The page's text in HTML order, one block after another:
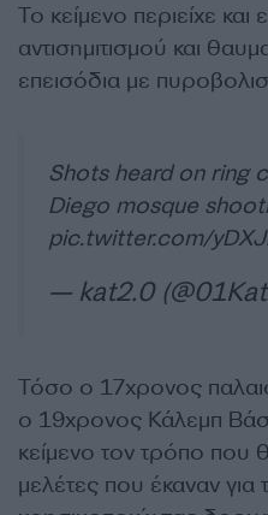
Το κείμενο περιείχε και
αντισημιτισμού και
επεισόδια με
Shots heard on ring
Diego mosque
pic.twitter.com/
— kat2.0
Τόσο ο 17χρονος
ο 19χρονος Κάλεμπ
κείμενο τον τρόπο που
μελέτες που έκαναν για